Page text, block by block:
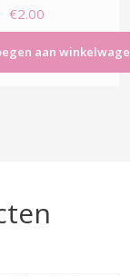
€2.00
aan